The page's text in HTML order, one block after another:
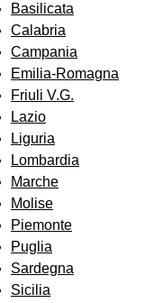
Basilicata
Calabria
Campania
Emilia-Romagna
Friuli V.G.
Lazio
Liguria
Lombardia
Marche
Molise
Piemonte
Puglia
Sardegna
Sicilia